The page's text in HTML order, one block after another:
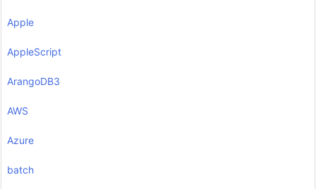
Apple
AppleScript
ArangoDB3
AWS
Azure
batch